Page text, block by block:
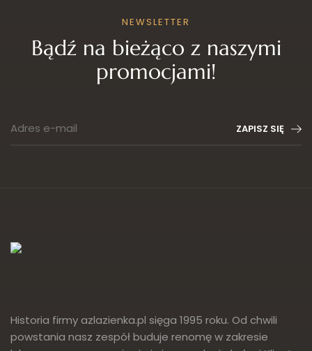
NEWSLETTER
Bądź na bieżąco z naszymi
promocjami!
ZAPISZ SIĘ
Historia firmy azlazienka.pl sięga 1995 roku. Od chwili
powstania nasz zespół buduje renomę w zakresie